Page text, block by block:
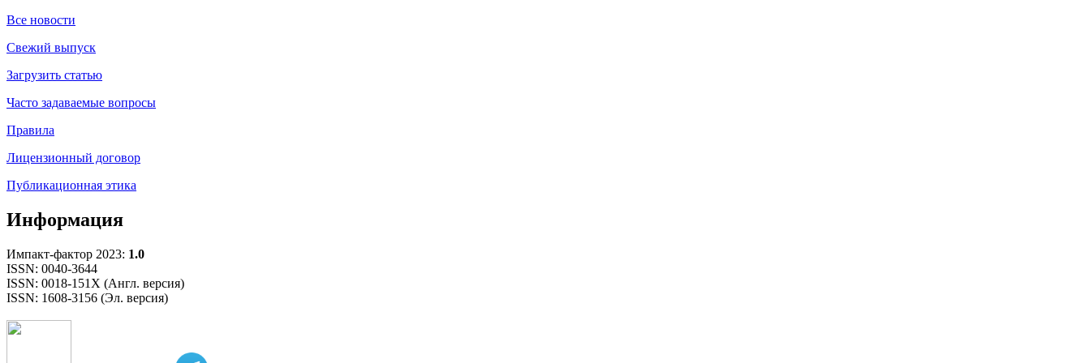
Все новости
Свежий выпуск
Загрузить статью
Часто задаваемые вопросы
Правила
Лицензионный договор
Публикационная этика
Информация
Импакт-фактор 2023: 1.0
ISSN: 0040-3644
ISSN: 0018-151X (Англ. версия)
ISSN: 1608-3156 (Эл. версия)